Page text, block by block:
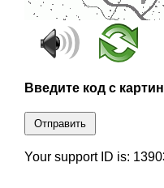
Введите код с
Отправить
Your support ID is: